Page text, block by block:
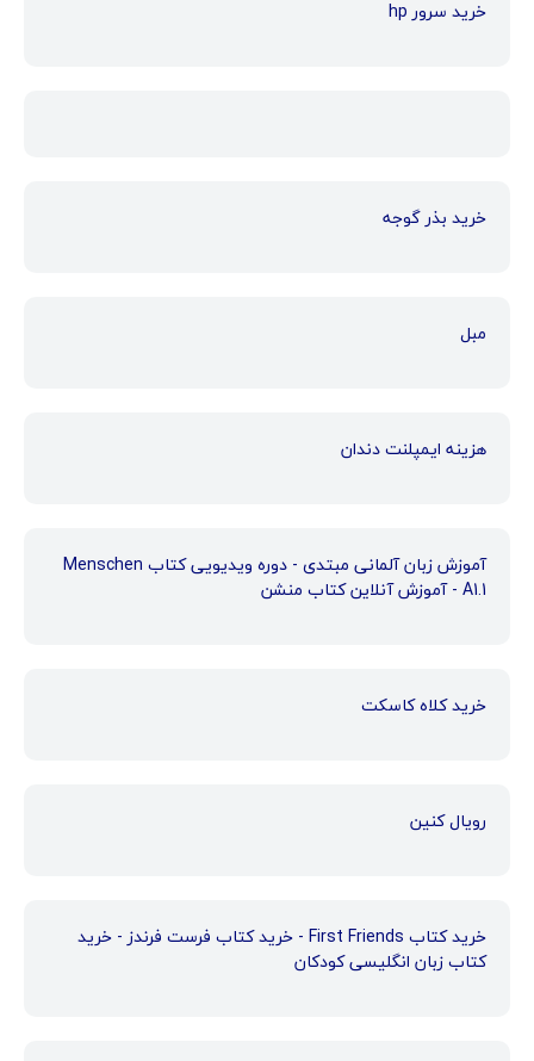
خرید سرور hp
خرید بذر گوجه
مبل
هزینه ایمپلنت دندان
آموزش زبان آلمانی مبتدی - دوره ویدیویی کتاب Menschen
A1.1 - آموزش آنلاین کتاب منشن
خرید کلاه کاسکت
رویال کنین
خرید کتاب First Friends - خرید کتاب فرست فرندز - خرید
کتاب زبان انگلیسی کودکان